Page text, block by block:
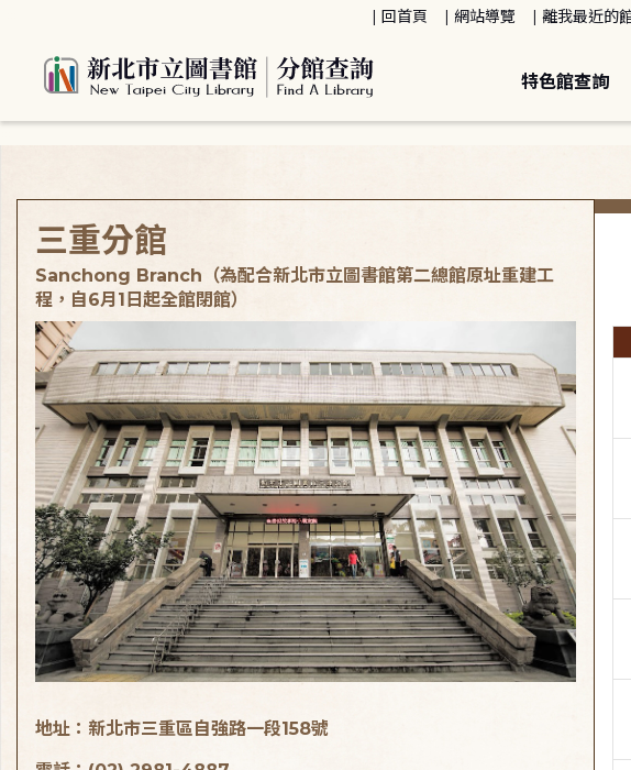
回首頁 網站導覽 離我最近的
特色館查詢
三重分館
Sanchong Branch（為配合新北市立圖書館第二總館原址重建工
程，自6月1日起全館閉館）
地址：新北市三重區自強路一段158號